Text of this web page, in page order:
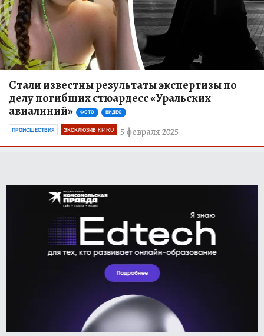
Стали известны результаты экспертизы по
делу погибших стюардесс «Уральских
авиалиний»
ФОТО ВИДЕО
5 февраля 2025
ПРОИСШЕСТВИЯ ЭКСКЛЮЗИВ KP.RU